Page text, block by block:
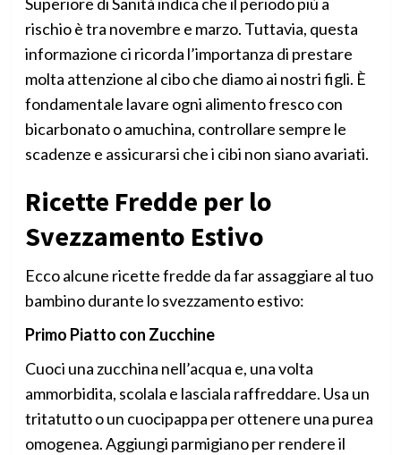
rischio è tra novembre e marzo. Tuttavia, questa
informazione ci ricorda l’importanza di prestare
molta attenzione al cibo che diamo ai nostri figli. È
fondamentale lavare ogni alimento fresco con
bicarbonato o amuchina, controllare sempre le
scadenze e assicurarsi che i cibi non siano avariati.
Ricette Fredde per lo
Svezzamento Estivo
Ecco alcune ricette fredde da far assaggiare al tuo
bambino durante lo svezzamento estivo:
Primo Piatto con Zucchine
Cuoci una zucchina nell’acqua e, una volta
ammorbidita, scolala e lasciala raffreddare. Usa un
tritatutto o un cuocipappa per ottenere una purea
omogenea. Aggiungi parmigiano per rendere il